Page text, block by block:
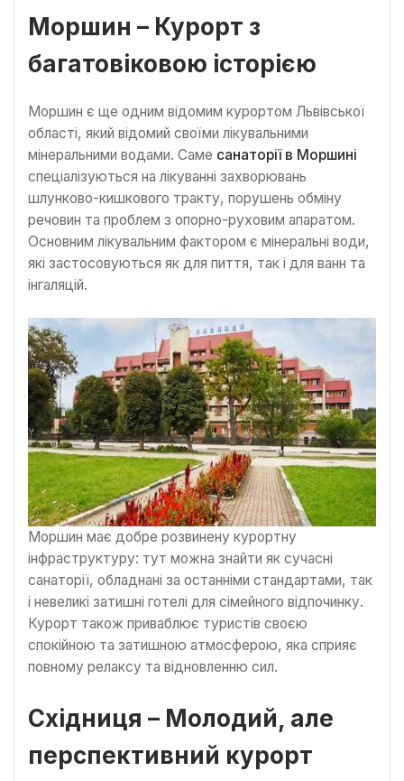
Моршин – Курорт з
багатовіковою історією
Моршин є ще одним відомим курортом Львівської
області, який відомий своїми лікувальними
мінеральними водами. Саме санаторії в Моршині
спеціалізуються на лікуванні захворювань
шлунково-кишкового тракту, порушень обміну
речовин та проблем з опорно-руховим апаратом.
Основним лікувальним фактором є мінеральні води,
які застосовуються як для пиття, так і для ванн та
інгаляцій.
Моршин має добре розвинену курортну
інфраструктуру: тут можна знайти як сучасні
санаторії, обладнані за останніми стандартами, так
і невеликі затишні готелі для сімейного відпочинку.
Курорт також приваблює туристів своєю
спокійною та затишною атмосферою, яка сприяє
повному релаксу та відновленню сил.
Східниця – Молодий, але
перспективний курорт